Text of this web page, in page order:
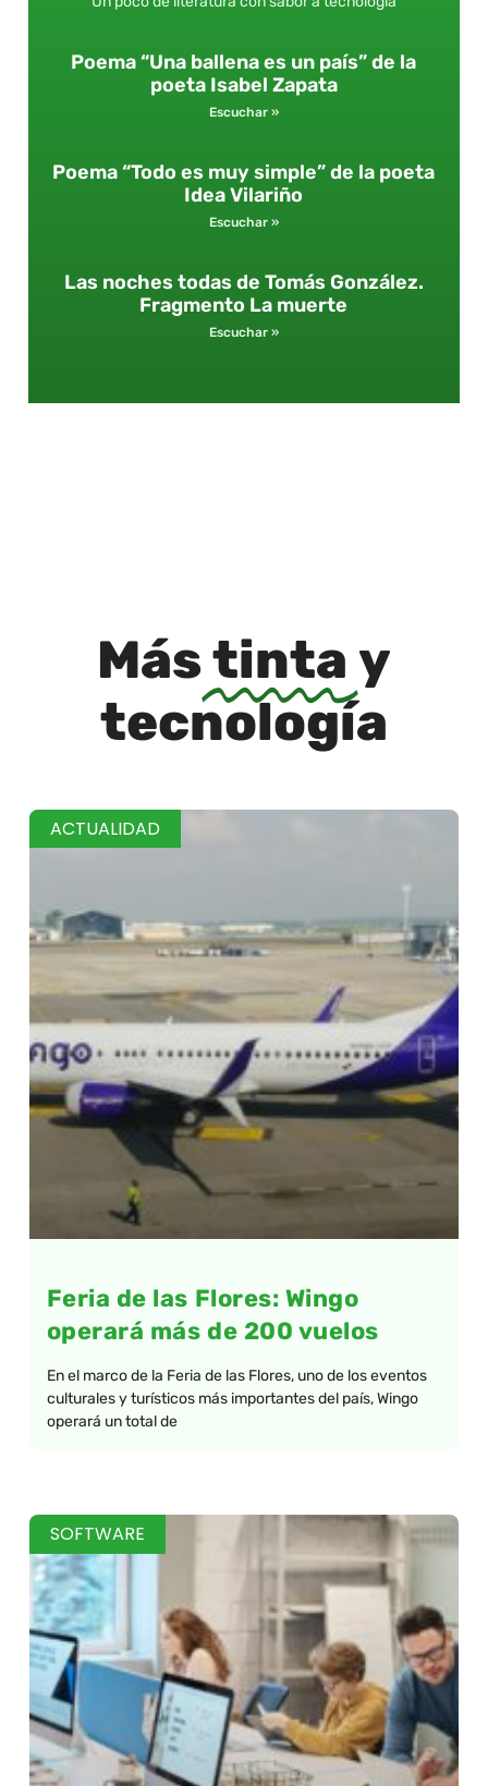
Poema “Una ballena es un país” de la
poeta Isabel Zapata
Escuchar »
Poema “Todo es muy simple” de la poeta
Idea Vilariño
Escuchar »
Las noches todas de Tomás González.
Fragmento La muerte
Escuchar »
Mástinta y
tecnología
ACTUALIDAD
Feria de las Flores: Wingo
operará más de 200 vuelos
En el marco de la Feria de las Flores, uno de los eventos
culturales y turísticos más importantes del país, Wingo
operará un total de
SOFTWARE